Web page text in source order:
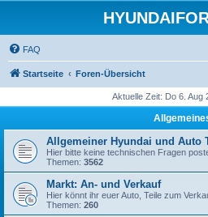
FAQ
Startseite Foren-Übersicht
Aktuelle Zeit: Do 6. Aug
Allgemeiner Hyundai und Auto
Hier bitte keine technischen Fragen
Themen: 3562
Markt: An- und Verkauf
Hier könnt ihr euer Auto, Teile zum
Themen: 260